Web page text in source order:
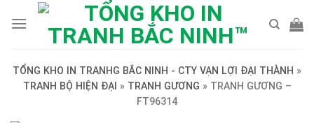
TỔNG KHO IN TRANHG BẮC NINH - CTY VẠN LỢI ĐẠI THÀNH »
TRANH BỘ HIỆN ĐẠI » TRANH GƯƠNG » TRANH GƯƠNG –
FT96314